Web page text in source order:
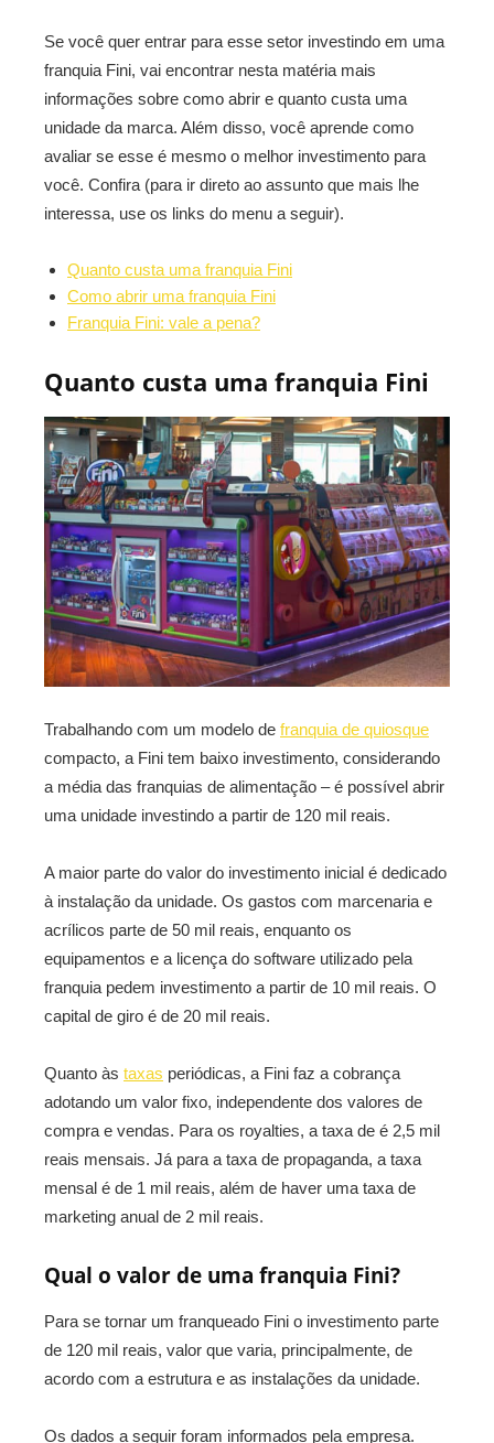
Se você quer entrar para esse setor investindo em uma
franquia Fini, vai encontrar nesta matéria mais
informações sobre como abrir e quanto custa uma
unidade da marca. Além disso, você aprende como
avaliar se esse é mesmo o melhor investimento para
você. Confira (para ir direto ao assunto que mais lhe
interessa, use os links do menu a seguir).
Quanto custa uma franquia Fini
Como abrir uma franquia Fini
Franquia Fini: vale a pena?
Quanto custa uma franquia Fini
Trabalhando com um modelo de franquia de quiosque
compacto, a Fini tem baixo investimento, considerando
a média das franquias de alimentação – é possível abrir
uma unidade investindo a partir de 120 mil reais.
A maior parte do valor do investimento inicial é dedicado
à instalação da unidade. Os gastos com marcenaria e
acrílicos parte de 50 mil reais, enquanto os
equipamentos e a licença do software utilizado pela
franquia pedem investimento a partir de 10 mil reais. O
capital de giro é de 20 mil reais.
Quanto às taxas periódicas, a Fini faz a cobrança
adotando um valor fixo, independente dos valores de
compra e vendas. Para os royalties, a taxa de é 2,5 mil
reais mensais. Já para a taxa de propaganda, a taxa
mensal é de 1 mil reais, além de haver uma taxa de
marketing anual de 2 mil reais.
Qual o valor de uma franquia Fini?
Para se tornar um franqueado Fini o investimento parte
de 120 mil reais, valor que varia, principalmente, de
acordo com a estrutura e as instalações da unidade.
Os dados a seguir foram informados pela empresa.